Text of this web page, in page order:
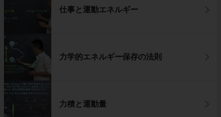
仕事と運動エネルギー
力学的エネルギー保存の法則
力積と運動量